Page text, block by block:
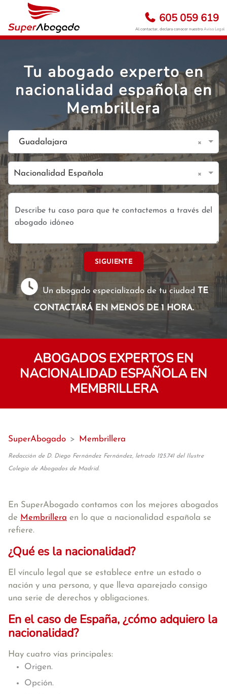
605 059 619
Al contactar, declara conocer nuestroAviso Legal
Tu abogado experto en
nacionalidad española en
Membrillera
Guadalajara ×
Nacionalidad Española ×
SIGUIENTE
Un abogado especializado de tu ciudad TE
CONTACTARÁ EN MENOS DE 1 HORA.
ABOGADOS EXPERTOS EN
NACIONALIDAD ESPAÑOLA EN
MEMBRILLERA
SuperAbogado > Membrillera
Redacción de D. Diego Fernández Fernández, letrado 125.741 del Ilustre
Colegio de Abogados de Madrid.
En SuperAbogado contamos con los mejores abogados
de Membrillera en lo que a nacionalidad española se
refiere.
¿Qué es la nacionalidad?
El vínculo legal que se establece entre un estado o
nación y una persona, y que lleva aparejado consigo
una serie de derechos y obligaciones.
En el caso de España, ¿cómo adquiero la
nacionalidad?
Hay cuatro vías principales:
Origen.
Opción.